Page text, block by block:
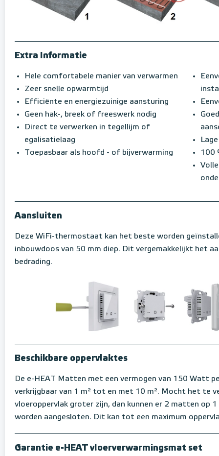
Extra Informatie
Hele comfortabele manier van verwarmen
Zeer snelle opwarmtijd
Efficiënte en energiezuinige aansturing
Geen hak-, breek of freeswerk nodig
Direct te verwerken in tegellijm of
egalisatielaag
Toepasbaar als hoofd - of bijverwarming
100
Aansluiten
Deze WiFi-thermostaat kan het beste worden
inbouwdoos van 50 mm diep. Dit vergemakkelijkt het
bedrading.
Beschikbare oppervlaktes
De e-HEAT Matten met een vermogen van 150 Watt
verkrijgbaar van 1 m² tot en met 10 m². Mocht het te
vloeroppervlak groter zijn, dan kunnen er 2 matten op
worden aangesloten. Dit kan tot een maximum
Garantie e-HEAT vloerverwarmingsmat set